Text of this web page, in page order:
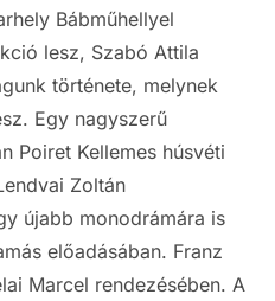
Bábműhellyel
lesz, Szabó Attila
története, melynek
Egy nagyszerű
Poiret Kellemes húsvéti
Zoltán
újabb monodrámára is
előadásában. Franz
Marcel rendezésében. A